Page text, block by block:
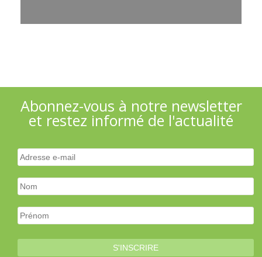
Abonnez-vous à notre newsletter
et restez informé de l'actualité